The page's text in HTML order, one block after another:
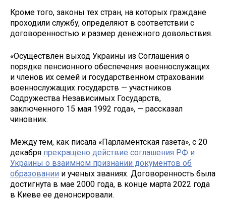
Кроме того, законы тех стран, на которых граждане
проходили службу, определяют в соответствии с
договоренностью и размер денежного довольствия.
«Осуществлен выход Украины из Соглашения о
порядке пенсионного обеспечения военнослужащих
и членов их семей и государственном страховании
военнослужащих государств — участников
Содружества Независимых Государств,
заключенного 15 мая 1992 года», — рассказал
чиновник.
Между тем, как писала «Парламентская газета», с 20
декабря прекращено действие соглашения РФ и
Украины о взаимном признании документов об
образовании и ученых званиях. Договоренность была
достигнута в мае 2000 года, в конце марта 2022 года
в Киеве ее денонсировали.